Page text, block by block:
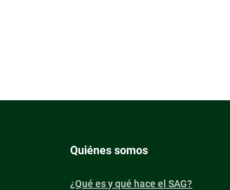
Quiénes somos
¿Qué es y qué hace el SAG?